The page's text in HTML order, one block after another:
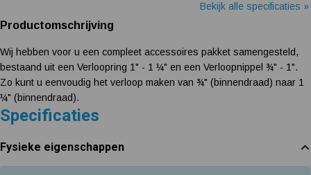
Bekijk alle specificaties »
Productomschrijving
Wij hebben voor u een compleet accessoires pakket samengesteld,
bestaand uit een Verloopring 1" - 1 ¼" en een Verloopnippel ¾" - 1".
Zo kunt u eenvoudig het verloop maken van ¾" (binnendraad) naar 1
¼" (binnendraad).
Specificaties
Fysieke eigenschappen